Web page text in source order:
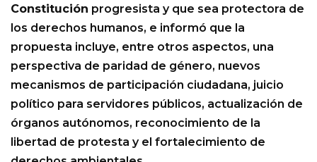
Constitución progresista y que sea protectora de
los derechos humanos, e informó que la
propuesta incluye, entre otros aspectos, una
perspectiva de paridad de género, nuevos
mecanismos de participación ciudadana, juicio
político para servidores públicos, actualización de
órganos autónomos, reconocimiento de la
libertad de protesta y el fortalecimiento de